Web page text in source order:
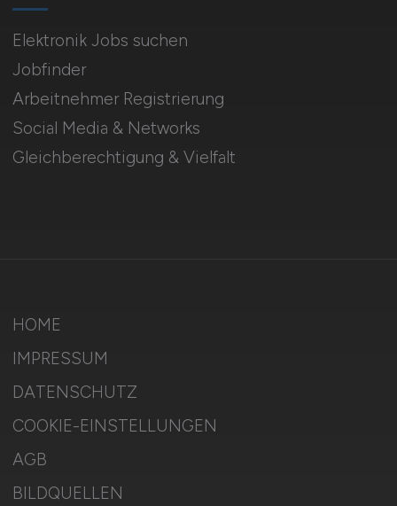
Elektronik Jobs suchen
Jobfinder
Arbeitnehmer Registrierung
Social Media & Networks
Gleichberechtigung & Vielfalt
HOME
IMPRESSUM
DATENSCHUTZ
COOKIE-EINSTELLUNGEN
AGB
BILDQUELLEN